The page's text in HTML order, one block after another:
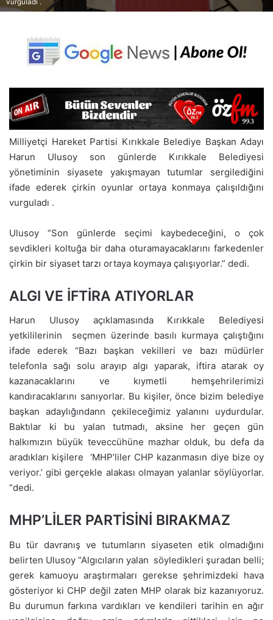
vurguladı .
Milliyetçi Hareket Partisi Kırıkkale Belediye Başkan Adayı
Harun Ulusoy son günlerde Kırıkkale Belediyesi
yönetiminin siyasete yakışmayan tutumlar sergilediğini
ifade ederek çirkin oyunlar ortaya konmaya çalışıldığını
vurguladı .
Ulusoy “Son günlerde seçimi kaybedeceğini, o çok
sevdikleri koltuğa bir daha oturamayacaklarını farkedenler
çirkin bir siyaset tarzı ortaya koymaya çalışıyorlar.” dedi.
ALGI VE İFTİRA ATIYORLAR
Harun Ulusoy açıklamasında Kırıkkale Belediyesi
yetkililerinin seçmen üzerinde basılı kurmaya çalıştığını
ifade ederek “Bazı başkan vekilleri ve bazı müdürler
telefonla sağı solu arayıp algı yaparak, iftira atarak oy
kazanacaklarını ve kıymetli hemşehrilerimizi
kandıracaklarını sanıyorlar. Bu kişiler, önce bizim belediye
başkan adaylığındann çekileceğimiz yalanını uydurdular.
Baktılar ki bu yalan tutmadı, aksine her geçen gün
halkımızın büyük teveccühüne mazhar olduk, bu defa da
aradıkları kişilere ‘MHP’liler CHP kazanmasın diye bize oy
veriyor.’ gibi gerçekle alakası olmayan yalanlar söylüyorlar.
“dedi.
MHP’LİLER PARTİSİNİ BIRAKMAZ
Bu tür davranış ve tutumların siyaseten etik olmadığını
belirten Ulusoy “Algıcıların yalan söyledikleri şuradan belli;
gerek kamuoyu araştırmaları gerekse şehrimizdeki hava
gösteriyor ki CHP değil zaten MHP olarak biz kazanıyoruz.
Bu durumun farkına vardıkları ve kendileri tarihin en ağır